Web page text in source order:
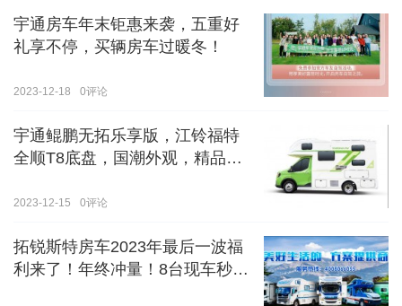
宇通房车年末钜惠来袭，五重好
礼享不停，买辆房车过暖冬！
2023-12-18 0评论
宇通鲲鹏无拓乐享版，江铃福特
全顺T8底盘，国潮外观，精品内
2023-12-15 0评论
拓锐斯特房车2023年最后一波福
利来了！年终冲量！8台现车秒杀